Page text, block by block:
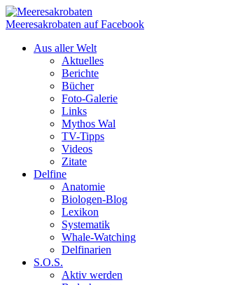
Meeresakrobaten auf Facebook
Aus aller Welt
Aktuelles
Berichte
Bücher
Foto-Galerie
Links
Mythos Wal
TV-Tipps
Videos
Zitate
Delfine
Anatomie
Biologen-Blog
Lexikon
Systematik
Whale-Watching
Delfinarien
S.O.S.
Aktiv werden